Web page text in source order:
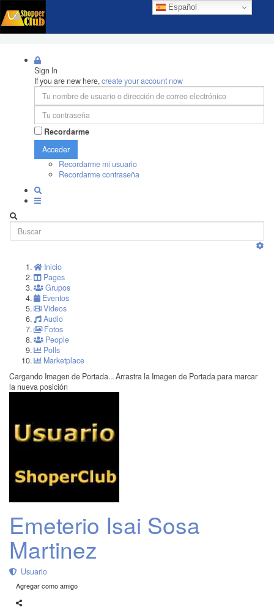
Español
Sign In
If you are new here,create your account now
Recordarme
Acceder
Recordarme mi usuario
Recordarme contraseña
Inicio
Pages
Grupos
Eventos
Videos
Audio
Fotos
People
Polls
Marketplace
Cargando Imagen de Portada... Arrastra la Imagen de Portada para marcar
la nueva posición
Emeterio Isai Sosa
Martinez
Usuario
Agregar como amigo